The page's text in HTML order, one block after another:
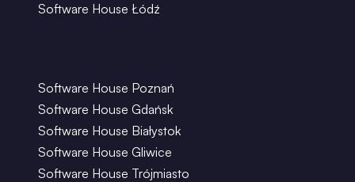
Software House Łódź
Software House Poznań
Software House Gdańsk
Software House Białystok
Software House Gliwice
Software House Trójmiasto